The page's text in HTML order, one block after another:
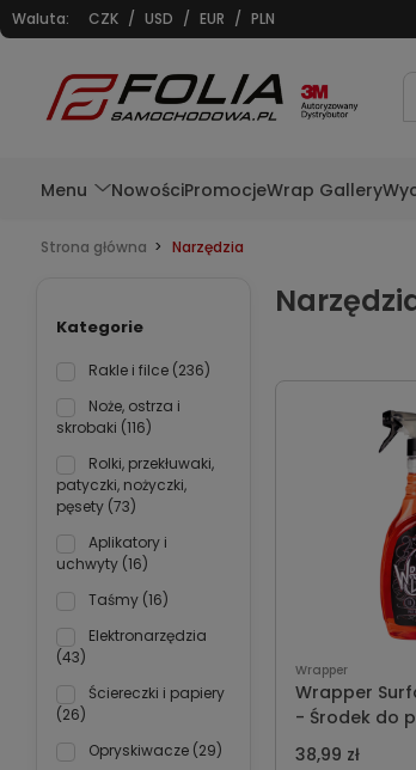
Waluta: CZK / USD / EUR / PLN
Menu NowościPromocjeWrap Gallery
Strona główna Narzędzia
Kategorie
Rakle i filce (236)
Noże, ostrza i
skrobaki (116)
Rolki, przekłuwaki,
patyczki, nożyczki,
pęsety (73)
Aplikatory i
uchwyty (16)
Taśmy (16)
Elektronarzędzia
(43)
Ściereczki i papiery
(26)
Opryskiwacze (29)
Wrapper
Wrapper
- Środek do
powierzchni | 1l
38,99 zł